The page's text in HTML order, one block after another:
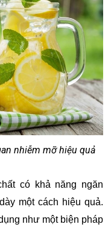
nhiễm mỡ hiệu quả
có khả năng ngăn
một cách hiệu quả.
như một biện pháp